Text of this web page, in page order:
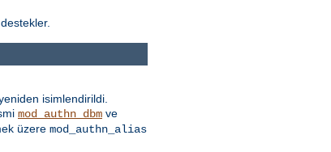
isimlendirildi.
mod_authn_dbm ve
üzere mod_authn_alias